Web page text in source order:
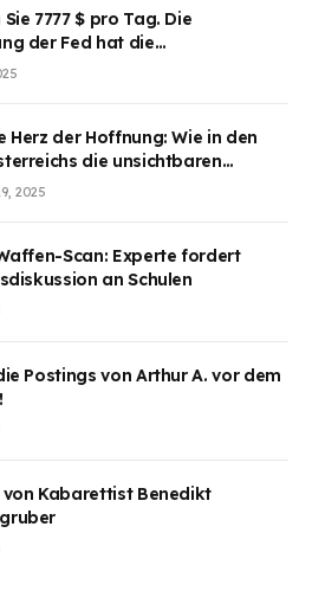
7777 $ pro Tag. Die
der Fed hat die
des Marktes erregt.
Herz der Hoffnung: Wie in den
die unsichtbaren
Kriegesheilen
2025
Scan: Experte fordert
an Schulen
Postings von Arthur A. vor dem
von Kabarettist Benedikt